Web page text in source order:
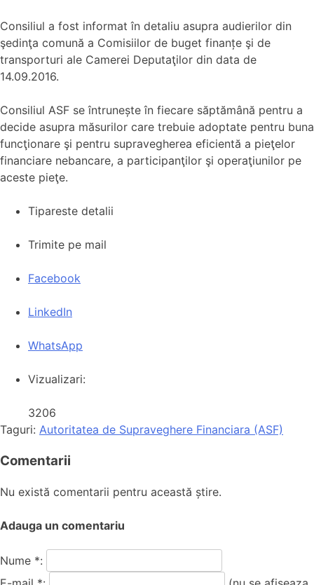
Consiliul a fost informat în detaliu asupra audierilor din
şedinţa comună a Comisiilor de buget finanțe şi de
transporturi ale Camerei Deputaţilor din data de
14.09.2016.
Consiliul ASF se întrunește în fiecare săptămână pentru a
decide asupra măsurilor care trebuie adoptate pentru buna
funcţionare şi pentru supravegherea eficientă a pieţelor
financiare nebancare, a participanţilor şi operaţiunilor pe
aceste pieţe.
Tipareste detalii
Trimite pe mail
Facebook
LinkedIn
WhatsApp
Vizualizari:
3206
Taguri: Autoritatea de Supraveghere Financiara (ASF)
Comentarii
Nu există comentarii pentru această știre.
Adauga un comentariu
Nume *: